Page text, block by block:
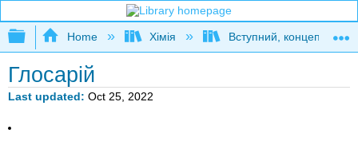
Expand/collapse global hierarchy
Home Хімія Вступний,
Глосарій
Last updated Oct 25, 2022